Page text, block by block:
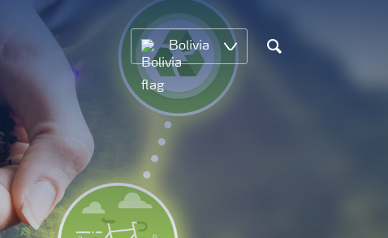
Bolivia
Search